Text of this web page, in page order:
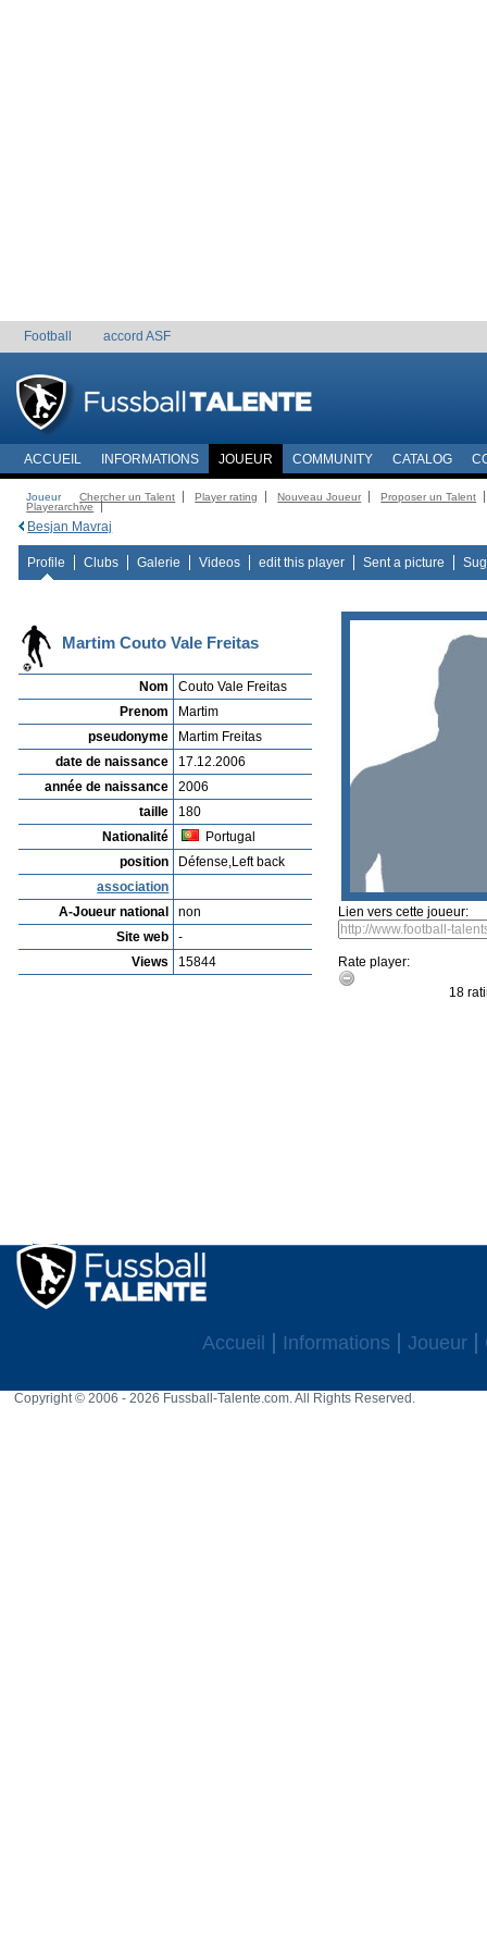
Football accord ASF
ACCUEIL INFORMATIONS JOUEUR COMMUNITY CATALOG
Joueur Chercher un Talent Player rating Nouveau Joueur
Proposer un Talent
Playerarchive
Besjan Mavraj
Profile Clubs Galerie Videos edit this player Sent a picture
Martim Couto Vale Freitas
Nom
Couto Vale Freitas
Prenom
Martim
pseudonyme
Martim Freitas
date de naissance
17.12.2006
année de naissance
2006
taille
180
Nationalité
Portugal
position
Défense,Left back
association
A-Joueur national
non
Site web
-
Views
15844
Lien vers cette joueur:
Rate player:
18
Accueil Informations Joueur
Copyright © 2006 - 2026 Fussball-Talente.com. All Rights Reserved.